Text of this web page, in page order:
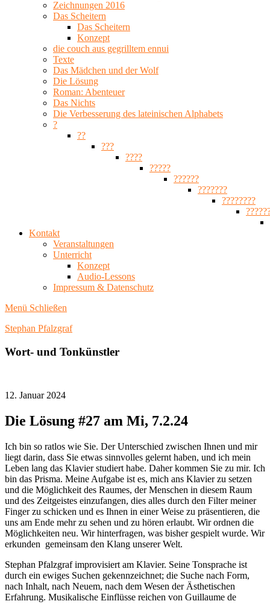
Zeichnungen 2016
Das Scheitern
Das Scheitern
Konzept
die couch aus gegrilltem ennui
Texte
Das Mädchen und der Wolf
Die Lösung
Roman: Abenteuer
Das Nichts
Die Verbesserung des lateinischen Alphabets
?
??
???
????
?????
??????
???????
????????
Kontakt
Veranstaltungen
Unterricht
Konzept
Audio-Lessons
Impressum & Datenschutz
Menü Schließen
Stephan Pfalzgraf
Wort- und Tonkünstler
12. Januar 2024
Die Lösung #27 am Mi, 7.2.24
Ich bin so ratlos wie Sie. Der Unterschied zwischen Ihnen und mir
liegt darin, dass Sie etwas sinnvolles gelernt haben, und ich mein
Leben lang das Klavier studiert habe. Daher kommen Sie zu mir. Ich
bin das Prisma. Meine Aufgabe ist es, mich ans Klavier zu setzen
und die Möglichkeit des Raumes, der Menschen in diesem Raum
und des Zeitgeistes einzufangen, dies alles durch den Filter meiner
Finger zu schicken und es Ihnen in einer Weise zu präsentieren, die
uns am Ende mehr zu sehen und zu hören erlaubt. Wir ordnen die
Möglichkeiten neu. Wir hinterfragen, was bisher gespielt wurde. Wir
erkunden gemeinsam den Klang unserer Welt.
Stephan Pfalzgraf improvisiert am Klavier. Seine Tonsprache ist
durch ein ewiges Suchen gekennzeichnet; die Suche nach Form,
nach Inhalt, nach Neuem, nach dem Wesen der Ästhetischen
Erfahrung. Musikalische Einflüsse reichen von Guillaume de